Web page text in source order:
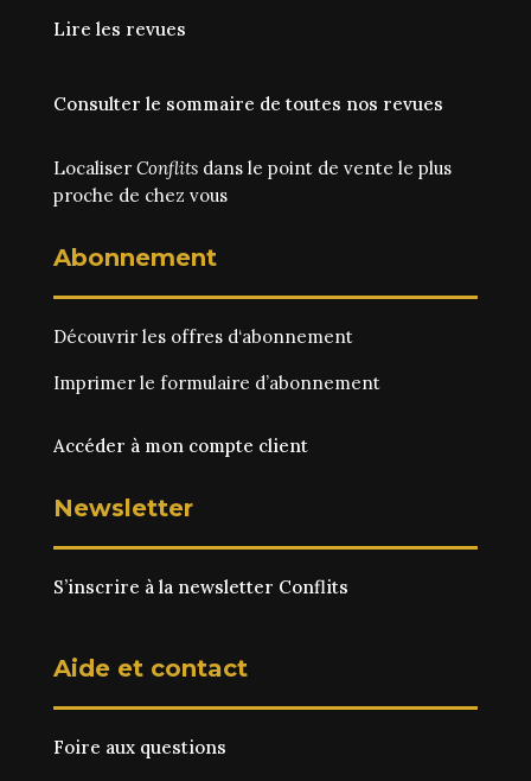
Lire les revues
Consulter le sommaire de toutes nos revues
Localiser Conflitsdans le point de vente le plus
proche de chez vous
Abonnement
Découvrir les offres d‘abonnement
Imprimer le formulaire d’abonnement
Accéder à mon compte client
Newsletter
S’inscrire à la newsletter Conflits
Aide et contact
Foire aux questions